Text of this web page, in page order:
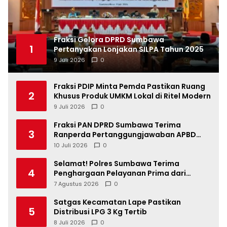
1
Fraksi Gelora DPRD Sumbawa
Pertanyakan Lonjakan SILPA Tahun 2025
9 Juli 2026 0
2
Fraksi PDIP Minta Pemda Pastikan Ruang
Khusus Produk UMKM Lokal di Ritel Modern
9 Juli 2026 0
3
Fraksi PAN DPRD Sumbawa Terima
Ranperda Pertanggungjawaban APBD
2025, Soroti SILPA Rp201,68 Miliar dan
10 Juli 2026 0
4
Selamat! Polres Sumbawa Terima
Penghargaan Pelayanan Prima dari
Kapolri
7 Agustus 2026 0
5
Satgas Kecamatan Lape Pastikan
Distribusi LPG 3 Kg Tertib
8 Juli 2026 0